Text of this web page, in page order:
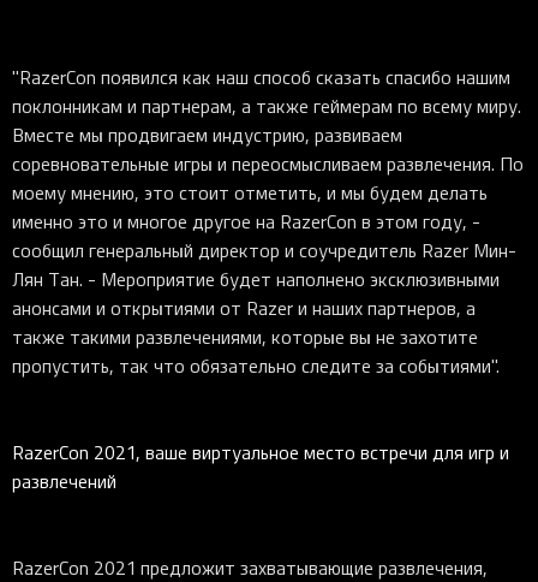
"RazerCon появился как наш способ сказать спасибо нашим
поклонникам и партнерам, а также геймерам по всему миру.
Вместе мы продвигаем индустрию, развиваем
соревновательные игры и переосмысливаем развлечения. По
моему мнению, это стоит отметить, и мы будем делать
именно это и многое другое на RazerCon в этом году, -
сообщил генеральный директор и соучредитель Razer Мин-
Лян Тан. - Мероприятие будет наполнено эксклюзивными
анонсами и открытиями от Razer и наших партнеров, а
также такими развлечениями, которые вы не захотите
пропустить, так что обязательно следите за событиями".
RazerCon 2021, ваше виртуальное место встречи для игр и
развлечений
RazerCon 2021 предложит захватывающие развлечения,